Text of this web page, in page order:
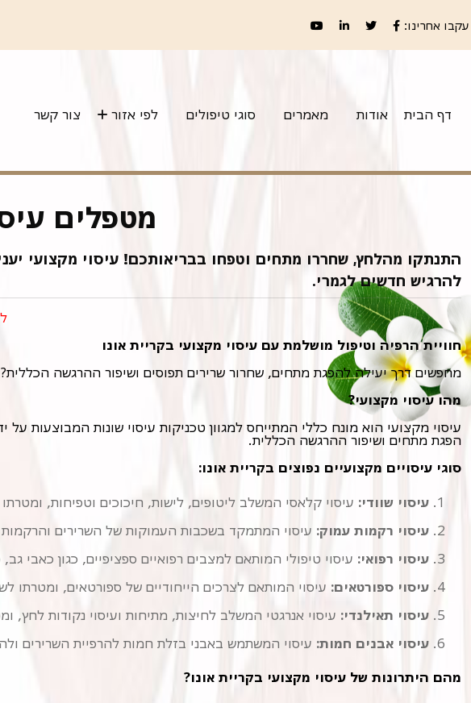
עקבו אחרינו:
דף הבית אודות מאמרים סוגי טיפולים לפי אזור צור קשר
מטפלים
התנתקו מהלחץ, שחררו מתחים וטפחו בבריאותכם! עיסוי מקצועי
להרגיש חדשים לגמרי.
חוויית הרפיה וטיפול מושלמת עם עיסוי מקצועי בקריית אונו
מחפשים דרך יעילה להפגת מתחים, שחרור שרירים תפוסים ושיפור ההרגשה הכללית?
מהו עיסוי מקצועי?
הפגת מתחים ושיפור ההרגשה הכללית.
סוגי עיסויים מקצועיים נפוצים בקריית אונו:
עיסוי שוודי: עיסוי קלאסי המשלב ליטופים, לישות, חיכוכים וטפיחות,
עיסוי רקמות עמוק: עיסוי המתמקד בשכבות העמוקות של השרירים
עיסוי רפואי: עיסוי טיפולי המותאם למצבים רפואיים ספציפיים, כגון כאבי
עיסוי ספורטאים: עיסוי המותאם לצרכים הייחודיים של ספורטאים,
עיסוי תאילנדי: עיסוי אנרגטי המשלב לחיצות, מתיחות ועיסוי נקודות לחץ,
עיסוי אבנים חמות: עיסוי המשתמש באבני בזלת חמות להרפיית השרירים
מהם היתרונות של עיסוי מקצועי בקריית אונו?